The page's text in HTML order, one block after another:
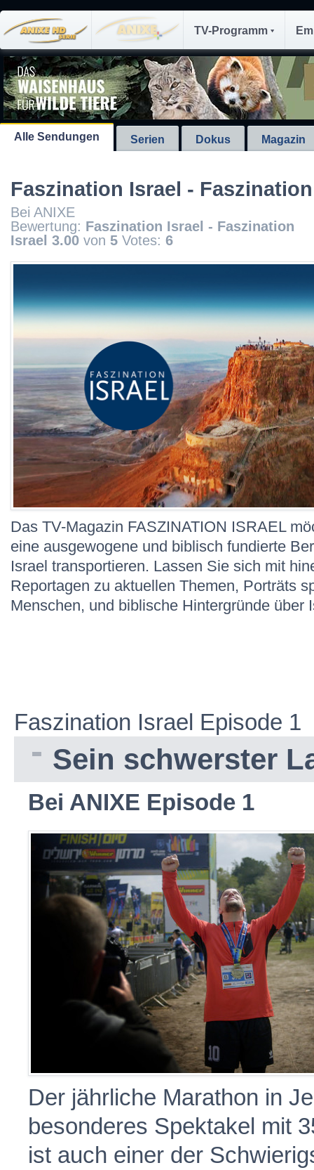
TV-Programm
Alle Sendungen Serien Dokus Magazin
Faszination Israel -
Bei ANIXE
Bewertung: Faszination Israel - Faszination
Israel 3.00 von 5 Votes: 6
Das TV-Magazin FASZINATION ISRAEL
eine ausgewogene und biblisch fundierte
Israel transportieren. Lassen Sie sich mit
Reportagen zu aktuellen Themen, Porträts
Menschen, und biblische Hintergründe über
Faszination Israel Episode 1
Sein schwerster
Bei ANIXE Episode 1
Der jährliche Marathon in
besonderes Spektakel mit
ist auch einer der